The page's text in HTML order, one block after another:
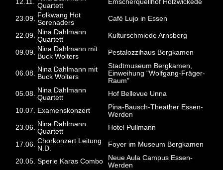
12.11.
Quartett
Emscherquellhof Holzwickede
23.09.
Folkwang Hot
Serenaders
Café Lujo in Essen
22.09.
Nina Dahlmann
Quartett
Kulturschmiede Arnsberg
09.09.
Nina Dahlmann mit
Buck Wolters
Pestalozzihaus Bergkamen
06.08.
Nina Dahlmann mit
Buck Wolters
Stadtmuseum Bergkamen,
Einweihung "Wolfgang-Fräger-
Raum"
05.08.
Nina Dahlmann
Quartett
Hof Bellevue Unna
10.07. Examenskonzert
Pina-Bausch-Theather Essen-
Werden
23.06.
Nina Dahlmann
Quartett
Hotel Pullmann
17.06. Chorkonzert Leitung
N.D.
Foyer im Museum Bergkamen
20.05. Sperie Karas Combo
Neue Aula Campus Essen-
Werden